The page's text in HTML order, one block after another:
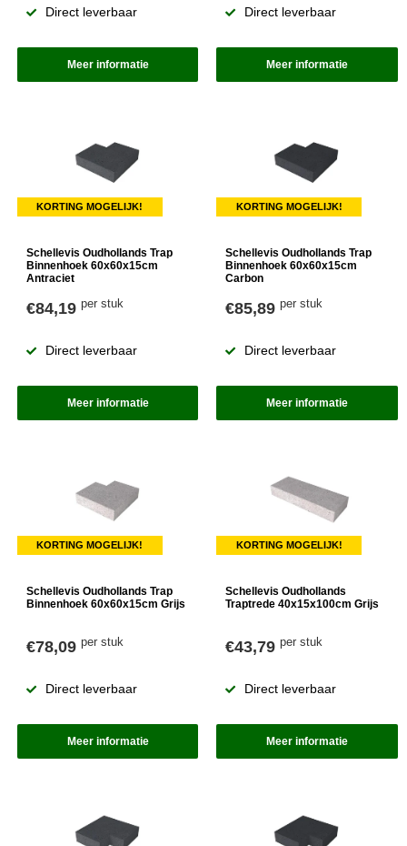
Direct leverbaar
Meer informatie
Direct leverbaar
Meer informatie
KORTING MOGELIJK!
Schellevis Oudhollands Trap
Binnenhoek 60x60x15cm
Antraciet
€84,19 per stuk
Direct leverbaar
Meer informatie
KORTING MOGELIJK!
Schellevis Oudhollands Trap
Binnenhoek 60x60x15cm
Carbon
€85,89per stuk
Direct leverbaar
Meer informatie
KORTING MOGELIJK!
Schellevis Oudhollands Trap
Binnenhoek 60x60x15cm Grijs
€78,09 per stuk
Direct leverbaar
Meer informatie
KORTING MOGELIJK!
Schellevis Oudhollands
Traptrede 40x15x100cm Grijs
€43,79per stuk
Direct leverbaar
Meer informatie